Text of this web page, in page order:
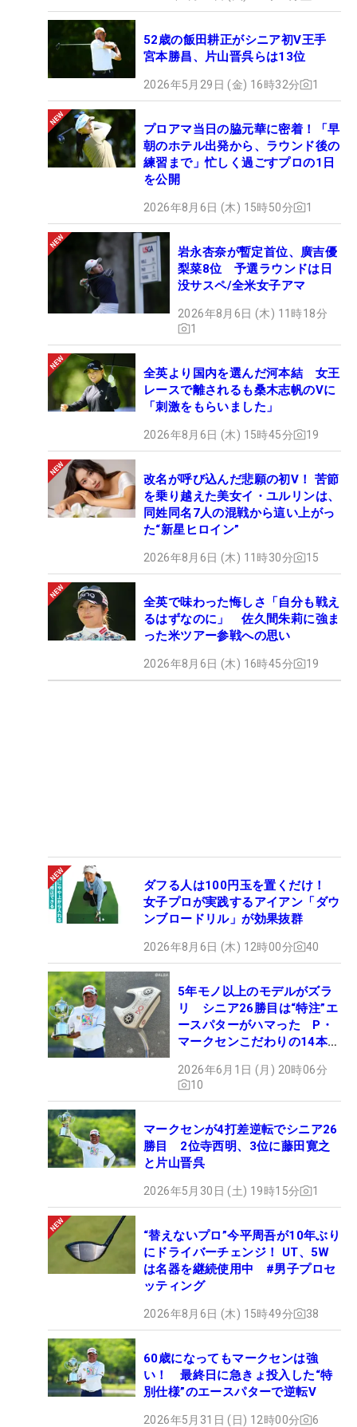
52歳の飯田耕正がシニア初V王手
宮本勝昌、片山晋呉らは13位
2026年5月29日 (金) 16時32分 1
プロアマ当日の脇元華に密着！「早
朝のホテル出発から、ラウンド後の
練習まで」忙しく過ごすプロの1日
を公開
2026年8月6日 (木) 15時50分 1
岩永杏奈が暫定首位、廣吉優
梨菜8位 予選ラウンドは日
没サスペ/全米女子アマ
2026年8月6日 (木) 11時18分
1
全英より国内を選んだ河本結 女王
レースで離されるも桑木志帆のVに
「刺激をもらいました」
2026年8月6日 (木) 15時45分 19
改名が呼び込んだ悲願の初V！ 苦節
を乗り越えた美女イ・ユルリンは、
同姓同名7人の混戦から這い上がっ
た“新星ヒロイン”
2026年8月6日 (木) 11時30分 15
全英で味わった悔しさ「自分も戦え
るはずなのに」 佐久間朱莉に強ま
った米ツアー参戦への思い
2026年8月6日 (木) 16時45分 19
ダフる人は100円玉を置くだけ！
女子プロが実践するアイアン「ダウ
ンブロードリル」が効果抜群
2026年8月6日 (木) 12時00分 40
5年モノ以上のモデルがズラ
リ シニア26勝目は“特注”エ
ースパターがハマった P・
マークセンこだわりの14本
2026年6月1日 (月) 20時06分
10
マークセンが4打差逆転でシニア26
勝目 2位寺西明、3位に藤田寛之
と片山晋呉
2026年5月30日 (土) 19時15分 1
“替えないプロ”今平周吾が10年ぶり
にドライバーチェンジ！ UT、5W
は名器を継続使用中 #男子プロセ
ッティング
2026年8月6日 (木) 15時49分 38
60歳になってもマークセンは強
い！ 最終日に急きょ投入した“特
別仕様”のエースパターで逆転V
2026年5月31日 (日) 12時00分 6